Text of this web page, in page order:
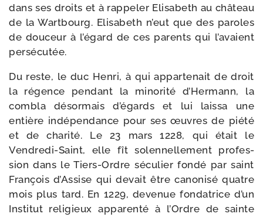
dans ses droits et à rap­pe­ler Elisabeth au châ­teau
de la Wartbourg. Elisabeth n’eut que des paroles
de dou­ceur à l’égard de ces parents qui l’avaient
persécutée.
Du reste, le duc Henri, à qui appar­te­nait de droit
la régence pen­dant la mino­ri­té d’Hermann, la
com­bla désor­mais d’égards et lui lais­sa une
entière indé­pen­dance pour ses œuvres de pié­té
et de cha­rité. Le 23 mars 1228, qui était le
Vendredi-​Saint, elle fît solen­nel­le­ment pro­fes­
sion dans le Tiers-​Ordre sécu­lier fon­dé par saint
Fran­çois d’Assise qui devait être cano­ni­sé quatre
mois plus tard. En 1229, deve­nue fon­da­trice d’un
Institut reli­gieux appa­ren­té à l’Ordre de sainte